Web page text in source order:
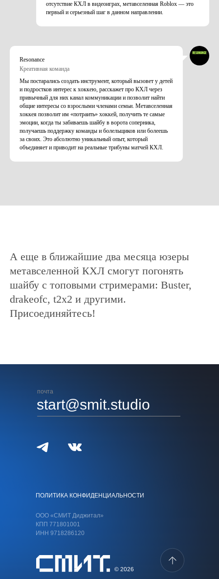
отсутствие КХЛ в видеоиграх, метавселенная Roblox — это
первый и серьезный шаг в данном направлении.
Resonance
Креативная команда
Мы постарались создать инструмент, который вызовет у детей
и подростков интерес к хоккею, расскажет про КХЛ через
привычный для них канал коммуникации и позволит найти
общие интересы со взрослыми членами семьи. Метавселенная
хоккея позволит им «потраить» хоккей, получить те самые
эмоции, когда ты забиваешь шайбу в ворота соперника,
получаешь поддержку команды и болельщиков или болеешь
за своих. Это абсолютно уникальный опыт, который
объединяет и приводит на реальные трибуны матчей КХЛ.
А еще в ближайшие два месяца юзеры
метавселенной КХЛ смогут погонять
шайбу с топовыми стримерами: Buster,
drakeofc, t2х2 и другими.
Присоединяйтесь!
© 2026
почта
start@smit.studio
ООО «СМИТ Диджитал»
КПП 771801001
ИНН 9718286120
ПОЛИТИКА КОНФИДЕНЦИАЛЬНОСТИ